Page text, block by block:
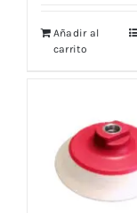
Añadir al
carrito